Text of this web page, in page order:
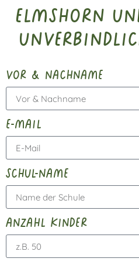
Elmshorn
vor & nachname
e-mail
schul-name
anzahl kinder